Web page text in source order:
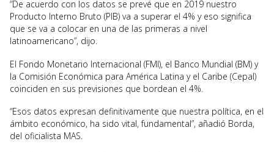
“De acuerdo con los datos se prevé que en 2019 nuestro
Producto Interno Bruto (PIB) va a superar el 4% y eso significa
que se va a colocar en una de las primeras a nivel
latinoamericano”, dijo.
El Fondo Monetario Internacional (FMI), el Banco Mundial (BM) y
la Comisión Económica para América Latina y el Caribe (Cepal)
coinciden en sus previsiones que bordean el 4%.
“Esos datos expresan definitivamente que nuestra política, en el
ámbito económico, ha sido vital, fundamental”, añadió Borda,
del oficialista MAS.